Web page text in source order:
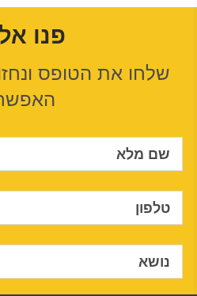
פנו
שלחו את הטופס
שם מלא
טלפון
נושא